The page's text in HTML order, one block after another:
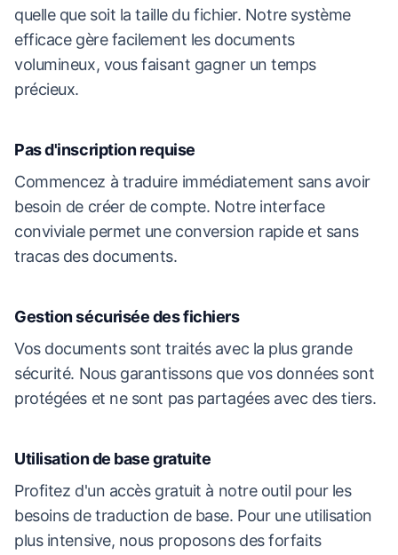
quelle que soit la taille du fichier. Notre système
efficace gère facilement les documents
volumineux, vous faisant gagner un temps
précieux.
Pas d'inscription requise
Commencez à traduire immédiatement sans avoir
besoin de créer de compte. Notre interface
conviviale permet une conversion rapide et sans
tracas des documents.
Gestion sécurisée des fichiers
Vos documents sont traités avec la plus grande
sécurité. Nous garantissons que vos données sont
protégées et ne sont pas partagées avec des tiers.
Utilisation de base gratuite
Profitez d'un accès gratuit à notre outil pour les
besoins de traduction de base. Pour une utilisation
plus intensive, nous proposons des forfaits